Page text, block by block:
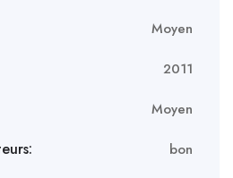
Moyen
2011
Moyen
bon